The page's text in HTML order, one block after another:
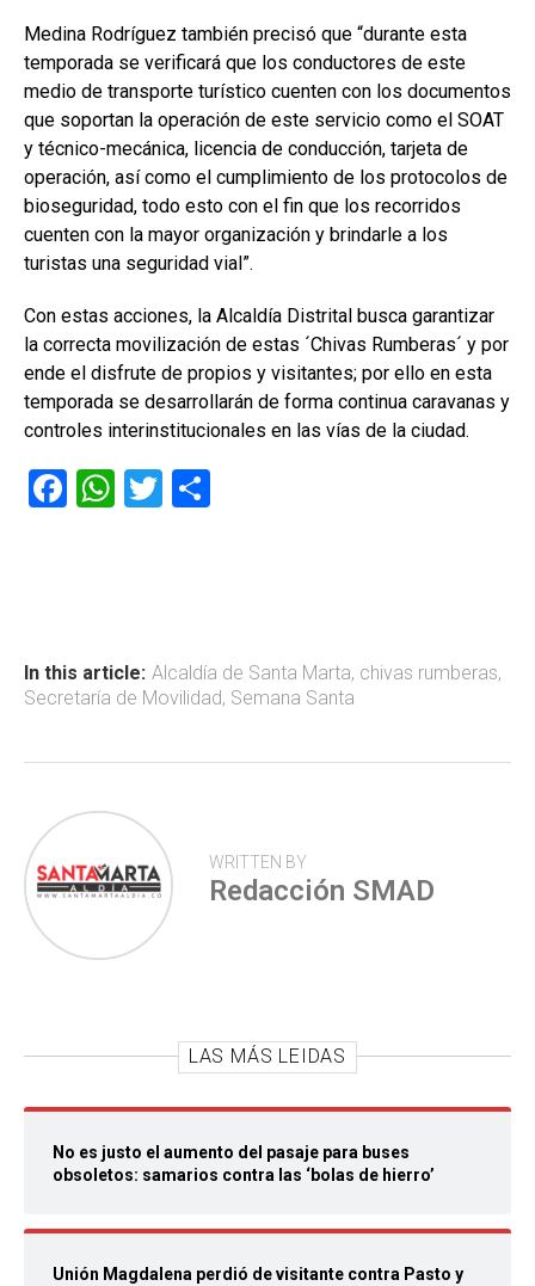
Medina Rodríguez también precisó que “durante esta
temporada se verificará que los conductores de este
medio de transporte turístico cuenten con los documentos
que soportan la operación de este servicio como el SOAT
y técnico-mecánica, licencia de conducción, tarjeta de
operación, así como el cumplimiento de los protocolos de
bioseguridad, todo esto con el fin que los recorridos
cuenten con la mayor organización y brindarle a los
turistas una seguridad vial”.
Con estas acciones, la Alcaldía Distrital busca garantizar
la correcta movilización de estas ´Chivas Rumberas´ y por
ende el disfrute de propios y visitantes; por ello en esta
temporada se desarrollarán de forma continua caravanas y
controles interinstitucionales en las vías de la ciudad.
F
ok
W
p
p
T
tir
In this article: Alcaldía de Santa Marta, chivas rumberas,
Secretaría de Movilidad, Semana Santa
WRITTEN BY
Redacción SMAD
LAS MÁS LEIDAS
No es justo el aumento del pasaje para buses
obsoletos: samarios contra las ‘bolas de hierro’
Unión Magdalena perdió de visitante contra Pasto y